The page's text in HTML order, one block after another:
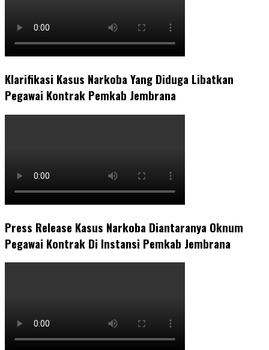
Klarifikasi Kasus Narkoba Yang Diduga Libatkan
Pegawai Kontrak Pemkab Jembrana
Press Release Kasus Narkoba Diantaranya Oknum
Pegawai Kontrak Di Instansi Pemkab Jembrana